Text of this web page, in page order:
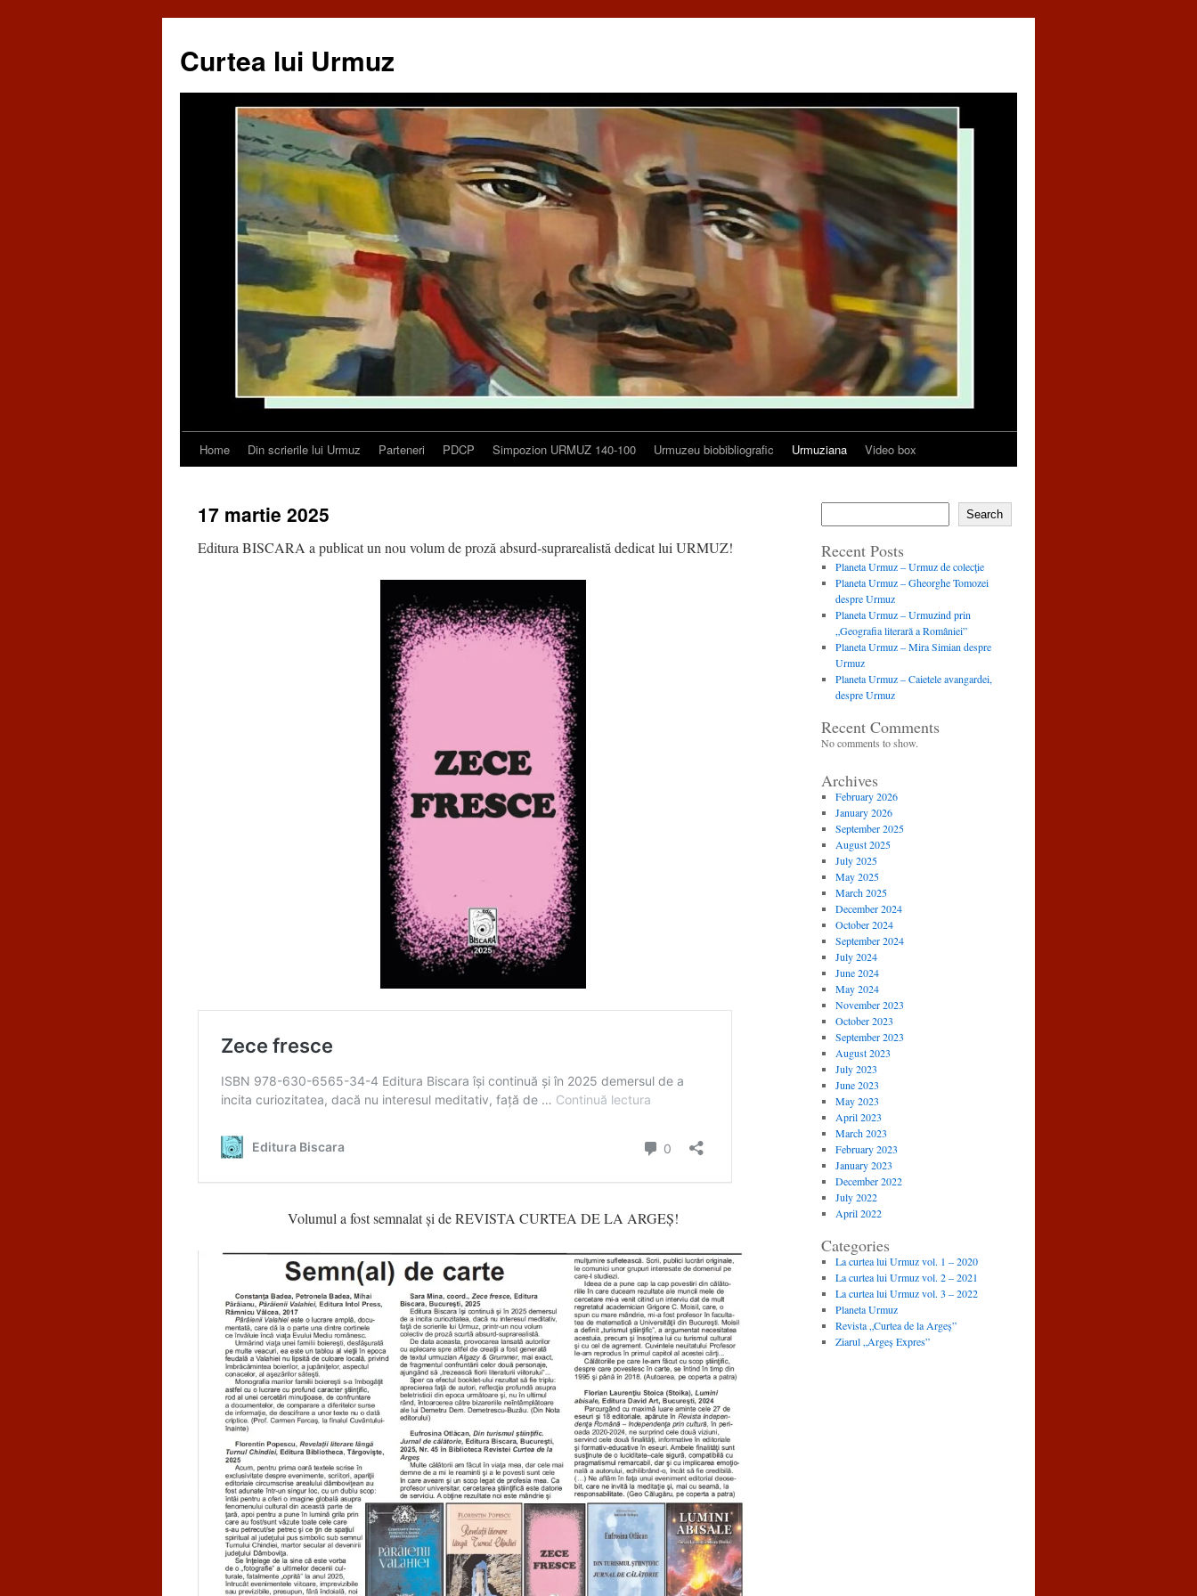
Curtea lui Urmuz
Skip
content
Home Din scrierile lui Urmuz Parteneri PDCP Simpozion URMUZ 140-100 Urmuzeu biobibliografic Urmuziana Video box
17 martie 2025
Editura BISCARA a publicat un nou volum de proză absurd-suprarealistă dedicat lui URMUZ!
Volumul a fost semnalat și de REVISTA CURTEA DE LA ARGEȘ!
Search
Recent Posts
Planeta Urmuz – Urmuz de colecţie
Planeta Urmuz – Gheorghe Tomozei
despre Urmuz
Planeta Urmuz – Urmuzind prin
„Geografia literară a României”
Planeta Urmuz – Mira Simian despre
Urmuz
Planeta Urmuz – Caietele avangardei,
despre Urmuz
Recent Comments
No comments to show.
Archives
February 2026
January 2026
September 2025
August 2025
July 2025
May 2025
March 2025
December 2024
October 2024
September 2024
July 2024
June 2024
May 2024
November 2023
October 2023
September 2023
August 2023
July 2023
June 2023
May 2023
April 2023
March 2023
February 2023
January 2023
December 2022
July 2022
April 2022
Categories
La curtea lui Urmuz vol. 1 – 2020
La curtea lui Urmuz vol. 2 – 2021
La curtea lui Urmuz vol. 3 – 2022
Planeta Urmuz
Revista „Curtea de la Argeș”
Ziarul „Argeș Expres”